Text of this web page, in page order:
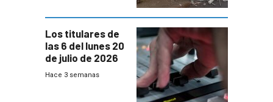
Los titulares de
las 6 del lunes 20
de julio de 2026
Hace 3 semanas